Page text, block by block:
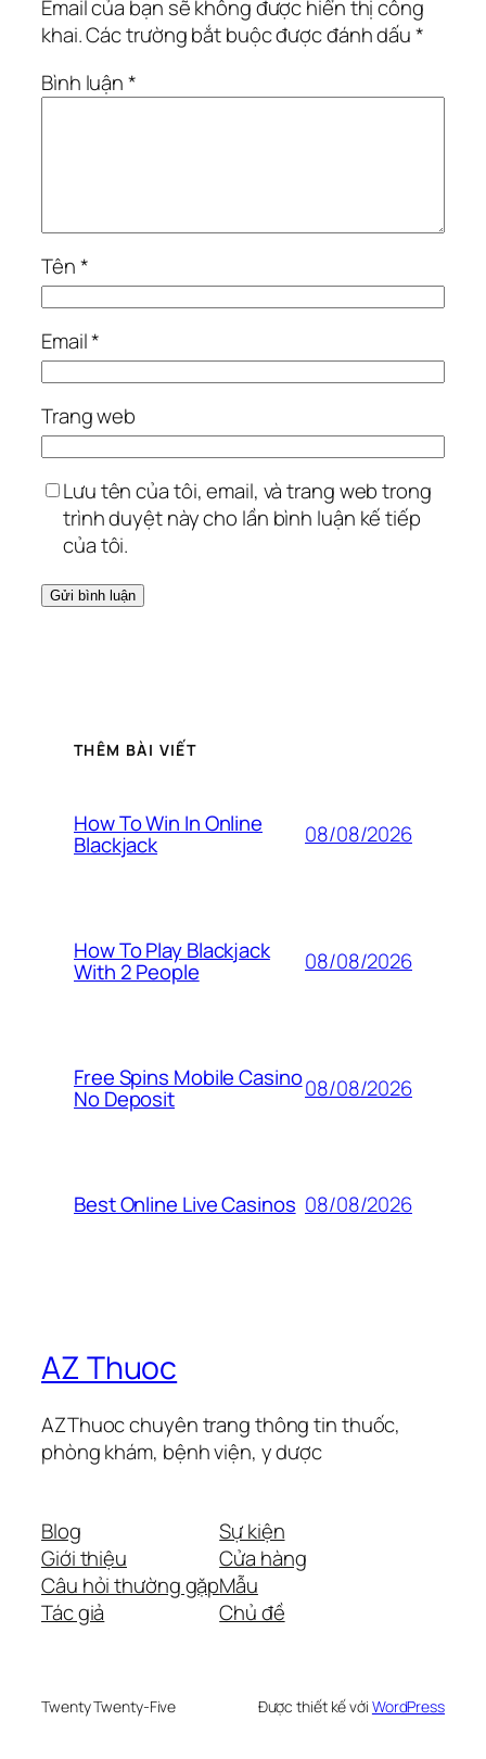
Email của bạn sẽ không được hiển thị công
khai.Các trường bắt buộc được đánh dấu*
Bình luận*
Tên*
Email*
Trang web
Lưu tên của tôi, email, và trang web trong
trình duyệt này cho lần bình luận kế tiếp
của tôi.
THÊM BÀI VIẾT
How To Win In Online
Blackjack 08/08/2026
How To Play Blackjack
With 2 People 08/08/2026
Free Spins Mobile Casino
No Deposit 08/08/2026
Best Online Live Casinos 08/08/2026
AZ Thuoc
AZThuoc chuyên trang thông tin thuốc,
phòng khám, bệnh viện, y dược
Blog
Giới thiệu
Câu hỏi thường gặp
Tác giả
Sự kiện
Cửa hàng
Mẫu
Chủ đề
Twenty Twenty-Five Được thiết kế với WordPress